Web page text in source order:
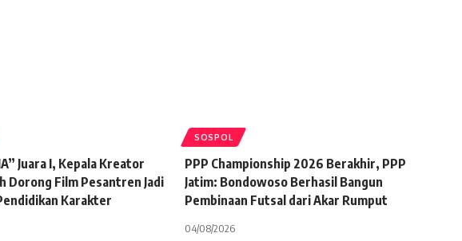
Juara I, Kepala Kreator
Dorong Film Pesantren Jadi
Karakter
SOSPOL
PPP Championship 2026 Berakhir, PPP
Jatim: Bondowoso Berhasil Bangun
Pembinaan Futsal dari Akar Rumput
04/08/2026